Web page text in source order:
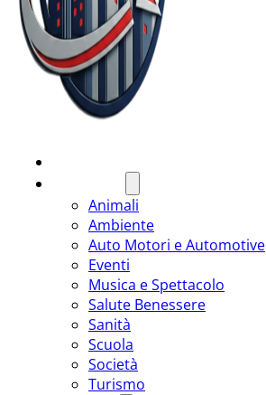
Animali
Ambiente
Auto Motori e Automotive
Eventi
Musica e Spettacolo
Salute Benessere
Sanità
Scuola
Società
Turismo